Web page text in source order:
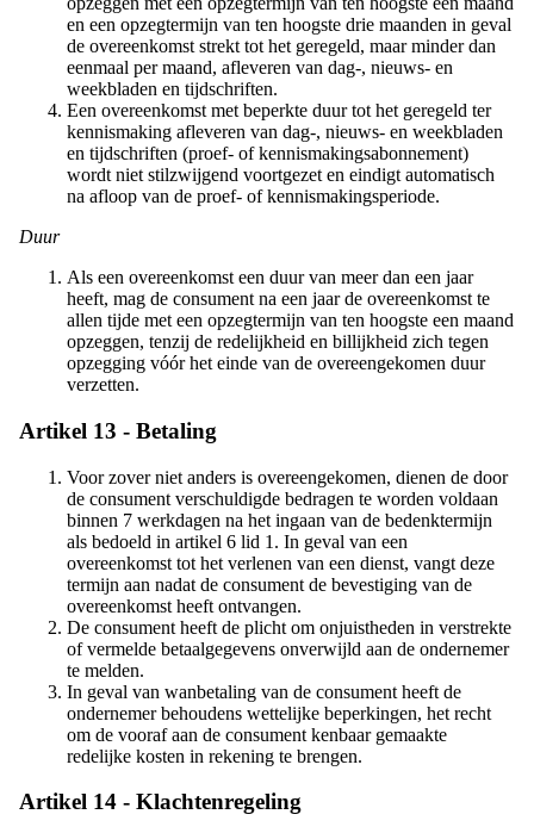
en een opzegtermijn van ten hoogste drie maanden in geval
de overeenkomst strekt tot het geregeld, maar minder dan
eenmaal per maand, afleveren van dag-, nieuws- en
weekbladen en tijdschriften.
Een overeenkomst met beperkte duur tot het geregeld ter
kennismaking afleveren van dag-, nieuws- en weekbladen
en tijdschriften (proef- of kennismakingsabonnement)
wordt niet stilzwijgend voortgezet en eindigt automatisch
na afloop van de proef- of kennismakingsperiode.
Duur
Als een overeenkomst een duur van meer dan een jaar
heeft, mag de consument na een jaar de overeenkomst te
allen tijde met een opzegtermijn van ten hoogste een maand
opzeggen, tenzij de redelijkheid en billijkheid zich tegen
opzegging vóór het einde van de overeengekomen duur
verzetten.
Artikel 13 - Betaling
Voor zover niet anders is overeengekomen, dienen de door
de consument verschuldigde bedragen te worden voldaan
binnen 7 werkdagen na het ingaan van de bedenktermijn
als bedoeld in artikel 6 lid 1. In geval van een
overeenkomst tot het verlenen van een dienst, vangt deze
termijn aan nadat de consument de bevestiging van de
overeenkomst heeft ontvangen.
De consument heeft de plicht om onjuistheden in verstrekte
of vermelde betaalgegevens onverwijld aan de ondernemer
te melden.
In geval van wanbetaling van de consument heeft de
ondernemer behoudens wettelijke beperkingen, het recht
om de vooraf aan de consument kenbaar gemaakte
redelijke kosten in rekening te brengen.
Artikel 14 - Klachtenregeling